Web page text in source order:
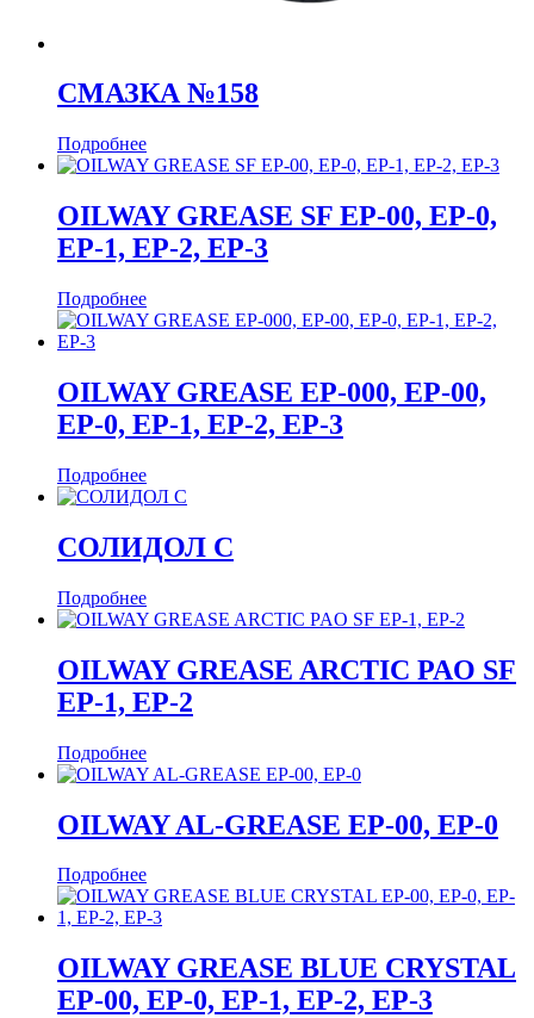
СМАЗКА №158
Подробнее
OILWAY GREASE SF EP-00, EP-0,
EP-1, EP-2, EP-3
Подробнее
OILWAY GREASE EP-000, EP-00,
EP-0, EP-1, EP-2, EP-3
Подробнее
СОЛИДОЛ С
Подробнее
OILWAY GREASE ARCTIC PAO SF
EP-1, EP-2
Подробнее
OILWAY AL-GREASE EP-00, EP-0
Подробнее
OILWAY GREASE BLUE CRYSTAL
EP-00, EP-0, EP-1, EP-2, EP-3